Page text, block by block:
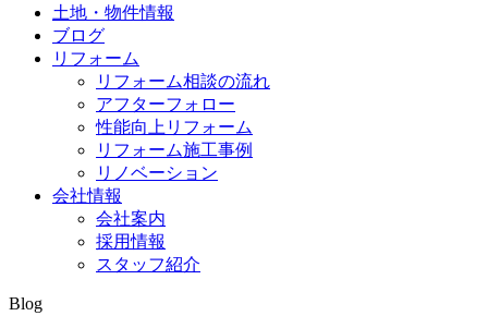
土地・物件情報
ブログ
リフォーム
リフォーム相談の流れ
アフターフォロー
性能向上リフォーム
リフォーム施工事例
リノベーション
会社情報
会社案内
採用情報
スタッフ紹介
Blog